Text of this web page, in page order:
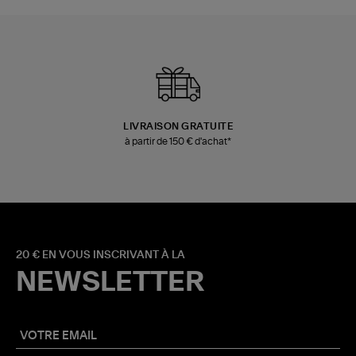
LIVRAISON GRATUITE
à partir de 150 € d'achat*
20 € EN VOUS INSCRIVANT À LA
NEWSLETTER